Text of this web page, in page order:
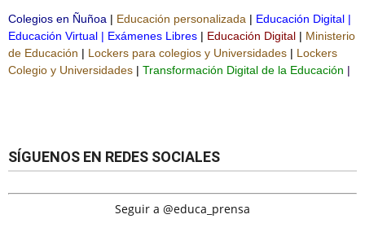
Colegios en Ñuñoa | Educación personalizada | Educación Digital |
Educación Virtual | Exámenes Libres | Educación Digital | Ministerio
de Educación | Lockers para colegios y Universidades | Lockers
Colegio y Universidades | Transformación Digital de la Educación |
SÍGUENOS EN REDES SOCIALES
Seguir a @educa_prensa